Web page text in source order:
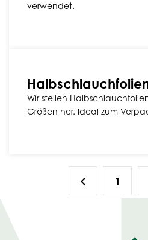
verwendet.
Wir stellen
Größen her. Ideal zum
1